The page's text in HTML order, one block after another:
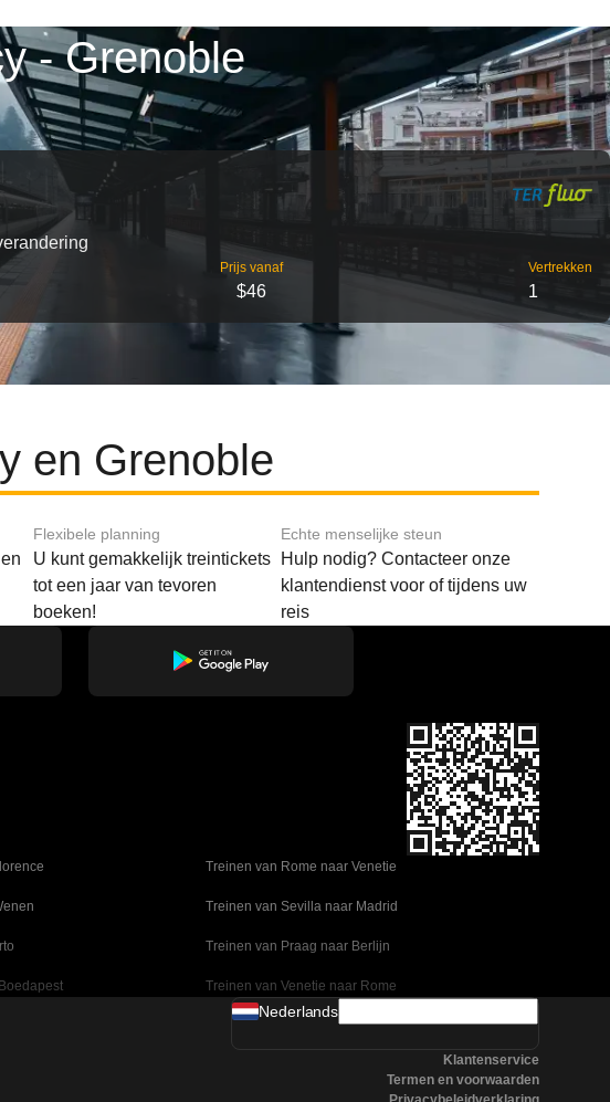
- Grenoble
Prijs vanaf
$46
Vertrekken
1
en Grenoble
en
Flexibele planning
U kunt gemakkelijk treintickets
tot een jaar van tevoren
boeken!
Echte menselijke steun
Hulp nodig? Contacteer onze
klantendienst voor of tijdens uw
reis
Treinen van Rome naar Venetie
Treinen van Sevilla naar Madrid
Treinen van Praag naar Berlijn
Treinen van Venetie naar Rome
Treinen van Ulsan naar Seoel
Nederlands
Klantenservice
Termen en voorwaarden